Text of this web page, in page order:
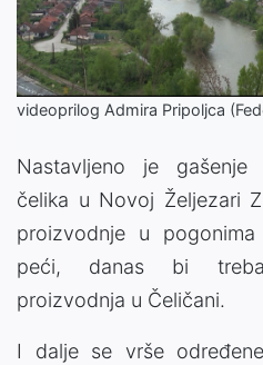
videoprilog Admira Pripoljca
Nastavljeno je gašenje
čelika u Novoj Željezari
proizvodnje u
peći, danas bi
proizvodnja u Čeličani.
I dalje se vrše